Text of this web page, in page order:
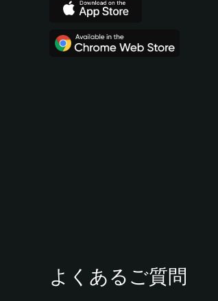
よくあるご質問